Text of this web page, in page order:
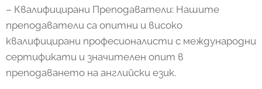
– Квалифицирани Преподаватели: Нашите
преподаватели са опитни и високо
квалифицирани професионалисти с международни
сертификати и значителен опит в
преподаването на английски език.